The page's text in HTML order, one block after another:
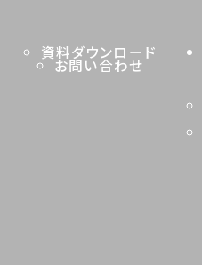
資料ダウンロード
お問い合わせ